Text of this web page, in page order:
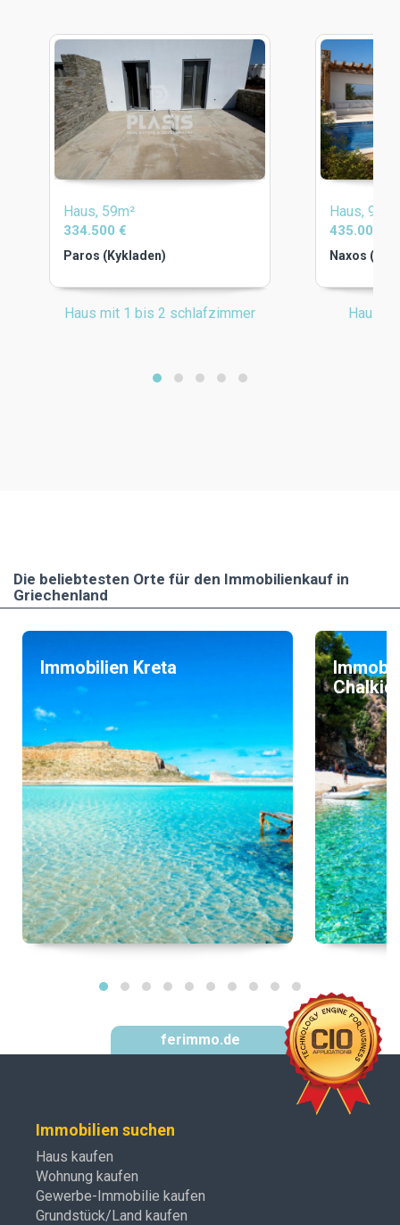
Haus, 59m²
334.500 €
Paros (Kykladen)
Haus mit 1 bis 2 schlafzimmer
Haus, 96m²
435.000 €
Naxos
Haus
Die beliebtesten Οrte für den Immobilienkauf in
Griechenland
Immobilien Kreta
ferimmo.de
Immobilien suchen
Haus kaufen
Wohnung kaufen
Gewerbe-Immobilie kaufen
Grundstück/Land kaufen